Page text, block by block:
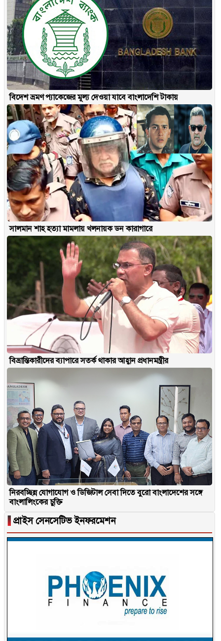
বিদেশ ভ্রমণ প্যাকেজের মূল্য দেওয়া যাবে বাংলাদেশি টাকায়
সালমান শাহ হত্যা মামলায় খলনায়ক ডন কারাগারে
বিভ্রান্তিকারীদের ব্যাপারে সতর্ক থাকার আহ্বান প্রধানমন্ত্রীর
নিরবচ্ছিন্ন যোগাযোগ ও ডিজিটাল সেবা দিতে বুরো বাংলাদেশের সঙ্গে
বাংলালিংকের চুক্তি
▐ প্রাইস সেনসেটিভ ইনফরমেশন